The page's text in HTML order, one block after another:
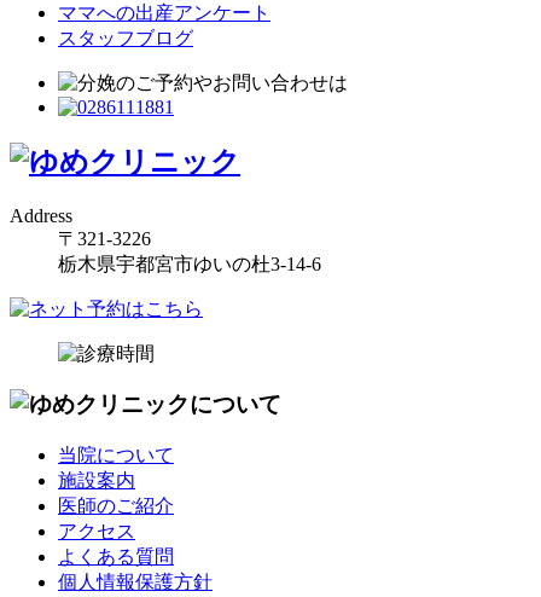
ママへの出産アンケート
スタッフブログ
Address
〒321-3226
栃木県宇都宮市ゆいの杜3-14-6
当院について
施設案内
医師のご紹介
アクセス
よくある質問
個人情報保護方針